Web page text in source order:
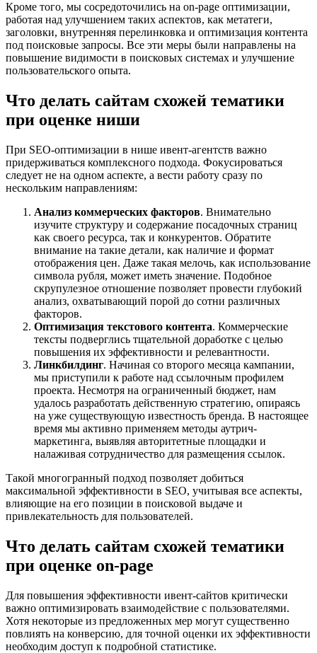
Кроме того, мы сосредоточились на on-page оптимизации,
работая над улучшением таких аспектов, как метатеги,
заголовки, внутренняя перелинковка и оптимизация контента
под поисковые запросы. Все эти меры были направлены на
повышение видимости в поисковых системах и улучшение
пользовательского опыта.
Что делать сайтам схожей тематики
при оценке ниши
При SEO-оптимизации в нише ивент-агентств важно
придерживаться комплексного подхода. Фокусироваться
следует не на одном аспекте, а вести работу сразу по
нескольким направлениям:
Анализ коммерческих факторов. Внимательно
изучите структуру и содержание посадочных страниц
как своего ресурса, так и конкурентов. Обратите
внимание на такие детали, как наличие и формат
отображения цен. Даже такая мелочь, как использование
символа рубля, может иметь значение. Подобное
скрупулезное отношение позволяет провести глубокий
анализ, охватывающий порой до сотни различных
факторов.
Оптимизация текстового контента. Коммерческие
тексты подверглись тщательной доработке с целью
повышения их эффективности и релевантности.
Линкбилдинг. Начиная со второго месяца кампании,
мы приступили к работе над ссылочным профилем
проекта. Несмотря на ограниченный бюджет, нам
удалось разработать действенную стратегию, опираясь
на уже существующую известность бренда. В настоящее
время мы активно применяем методы аутрич-
маркетинга, выявляя авторитетные площадки и
налаживая сотрудничество для размещения ссылок.
Такой многогранный подход позволяет добиться
максимальной эффективности в SEO, учитывая все аспекты,
влияющие на его позиции в поисковой выдаче и
привлекательность для пользователей.
Что делать сайтам схожей тематики
при оценке on-page
Для повышения эффективности ивент-сайтов критически
важно оптимизировать взаимодействие с пользователями.
Хотя некоторые из предложенных мер могут существенно
повлиять на конверсию, для точной оценки их эффективности
необходим доступ к подробной статистике.